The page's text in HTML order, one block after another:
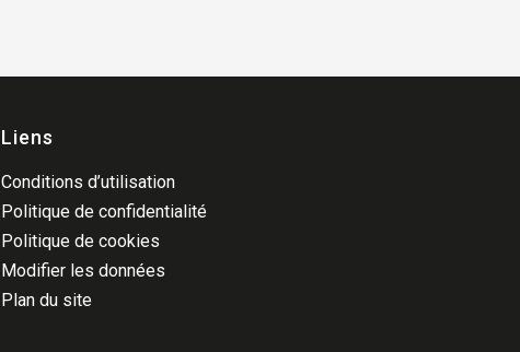
Liens
Conditions d’utilisation
Politique de confidentialité
Politique de cookies
Modifier les données
Plan du site